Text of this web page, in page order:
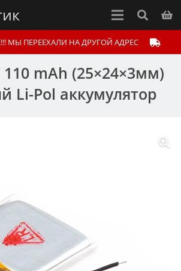
МЫ ПЕРЕЕХАЛИ НА ДРУГОЙ АДРЕС
110 mAh (25×24×3мм)
Li-Pol аккумулятор